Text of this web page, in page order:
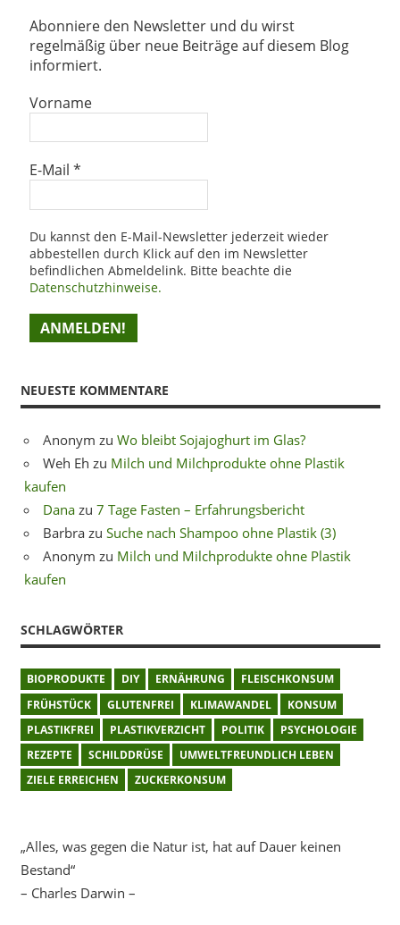
Abonniere den Newsletter und du wirst
regelmäßig über neue Beiträge auf diesem Blog
informiert.
Vorname
E-Mail *
Du kannst den E-Mail-Newsletter jederzeit wieder
abbestellen durch Klick auf den im Newsletter
befindlichen Abmeldelink. Bitte beachte die
Datenschutzhinweise.
NEUESTE KOMMENTARE
Anonym zu Wo bleibt Sojajoghurt im Glas?
Weh Eh zu Milch und Milchprodukte ohne Plastik
kaufen
Dana zu 7 Tage Fasten – Erfahrungsbericht
Barbra zu Suche nach Shampoo ohne Plastik (3)
Anonym zu Milch und Milchprodukte ohne Plastik
kaufen
SCHLAGWÖRTER
BIOPRODUKTE DIY ERNÄHRUNG
FLEISCHKONSUM
FRÜHSTÜCK
GLUTENFREI KLIMAWANDEL
KONSUM
PLASTIKFREI
PLASTIKVERZICHT POLITIK
PSYCHOLOGIE
REZEPTE
SCHILDDRÜSE
UMWELTFREUNDLICH LEBEN
ZIELE ERREICHEN
ZUCKERKONSUM
„Alles, was gegen die Natur ist, hat auf Dauer keinen
Bestand“
– Charles Darwin –